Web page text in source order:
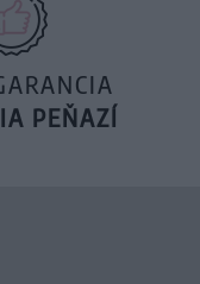
PEŇAZÍ